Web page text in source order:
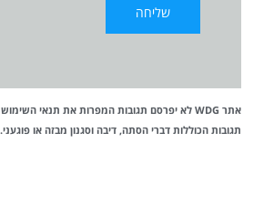
אתר WDG לא יפרסם תגובות המפרות את תנאי השימוש
תגובות הכוללות דברי הסתה, דיבה וסגנון מבזה או פוגעני.